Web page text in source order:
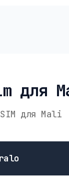
для
для Mali